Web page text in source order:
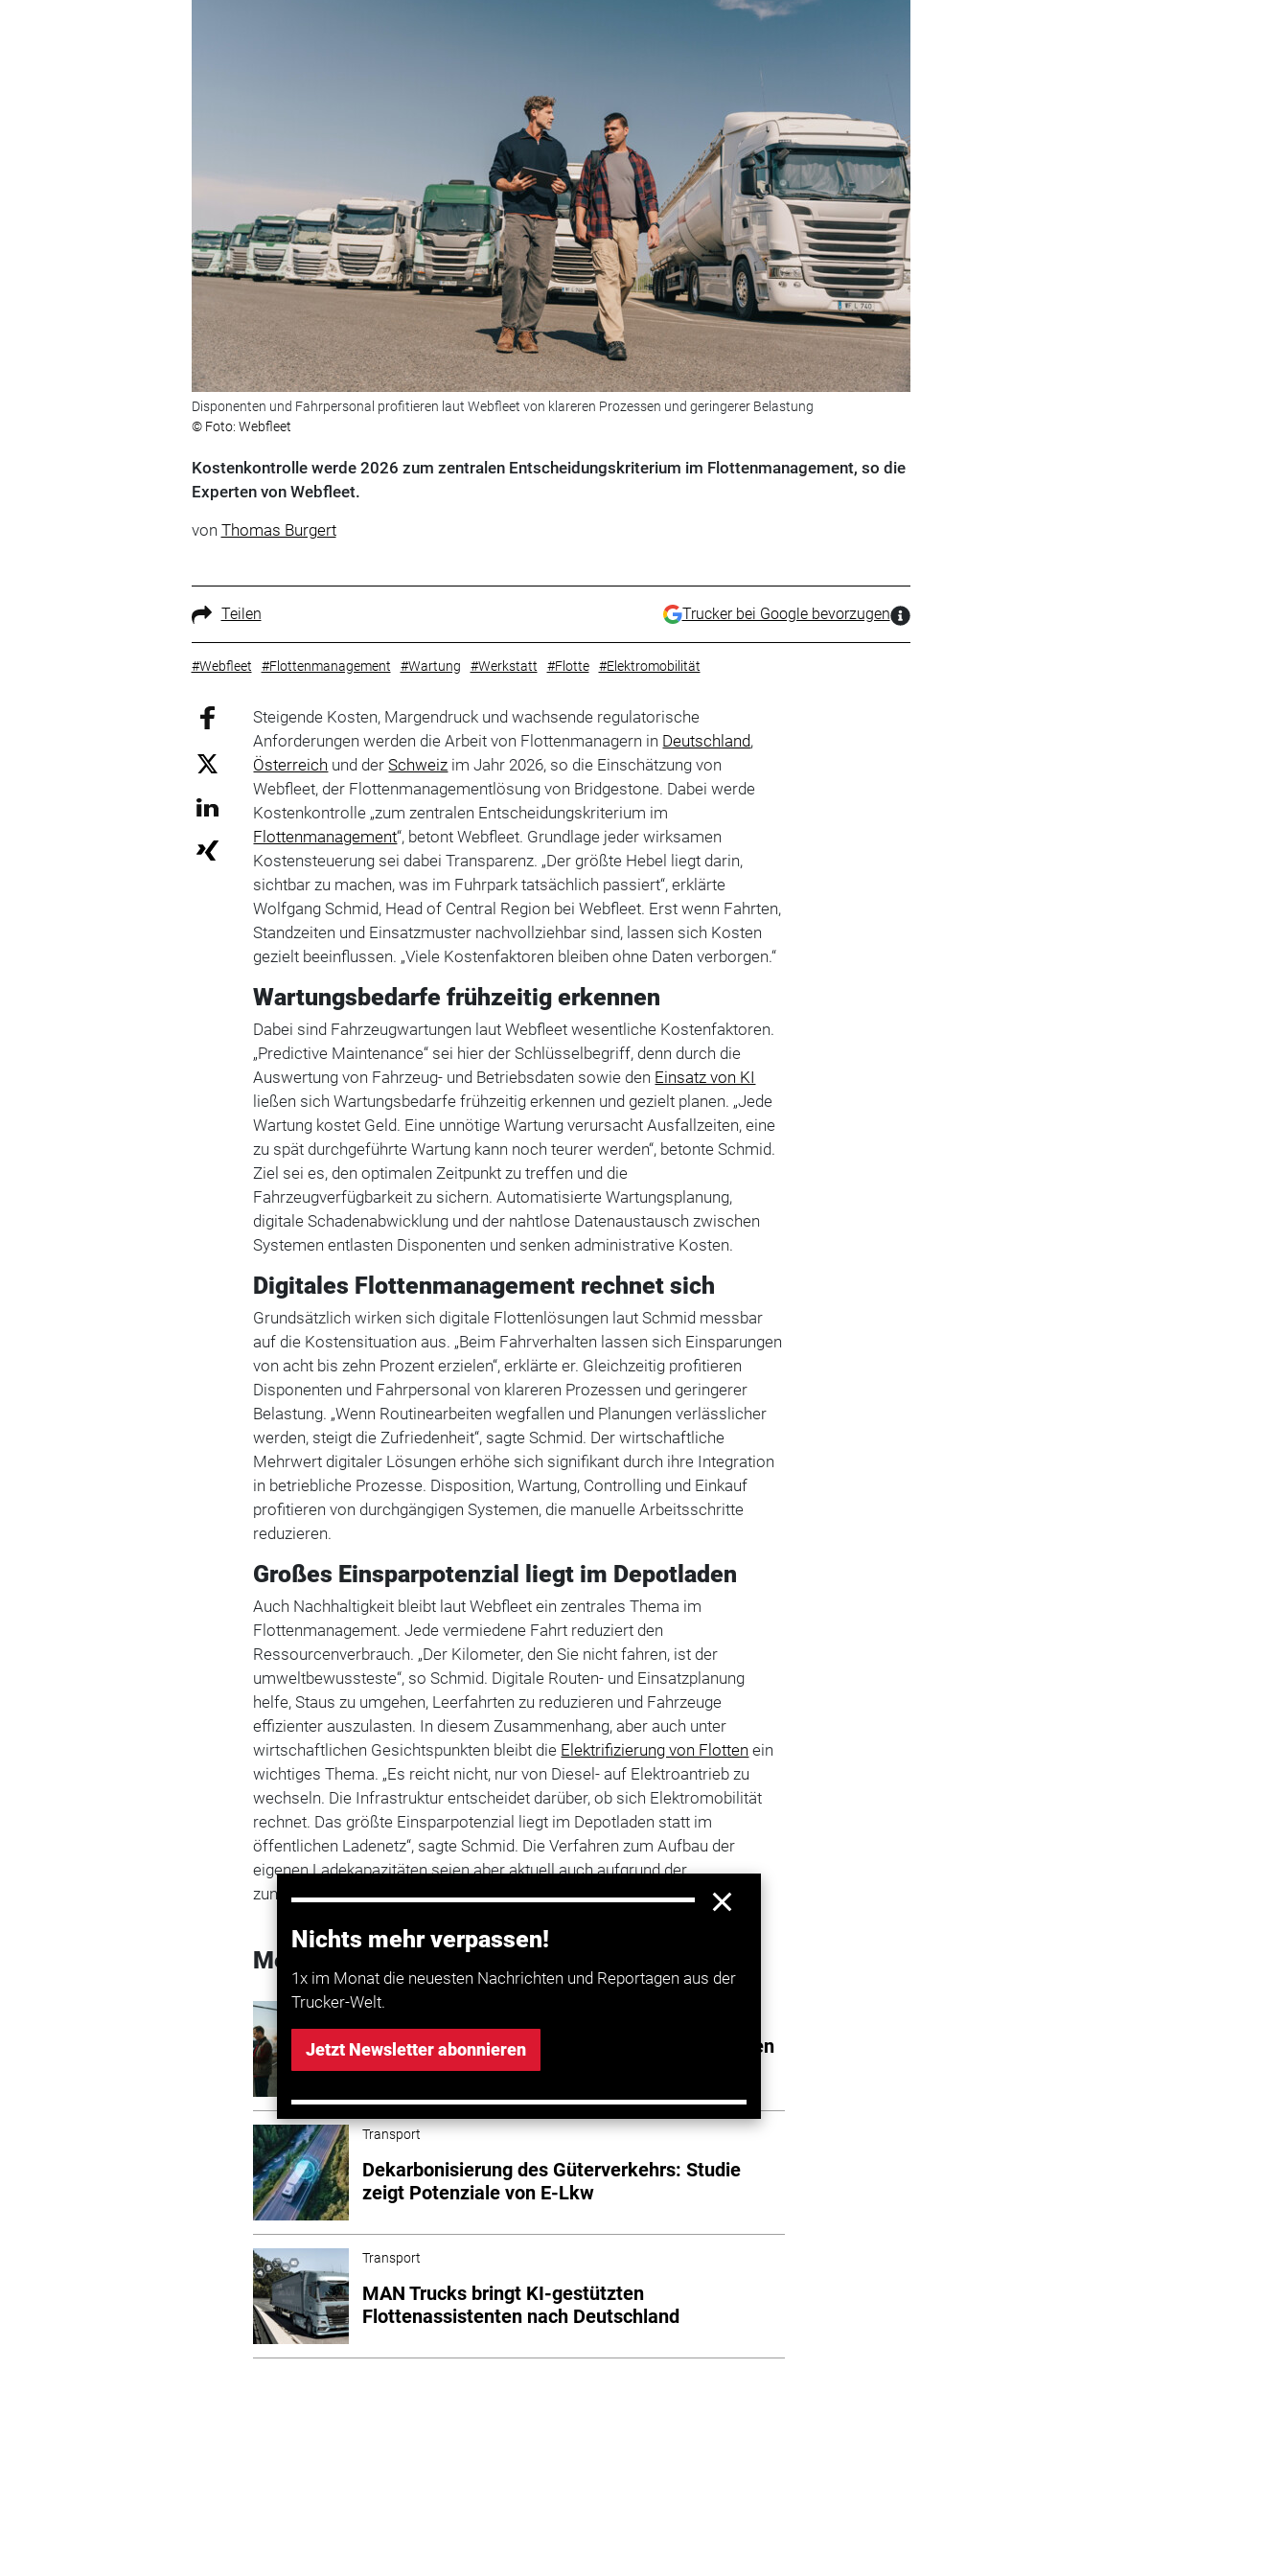
Disponenten und Fahrpersonal profitieren laut Webfleet von klareren Prozessen und geringerer Belastung
© Foto: Webfleet
Kostenkontrolle werde 2026 zum zentralen Entscheidungskriterium im Flottenmanagement, so die
Experten von Webfleet.
von Thomas Burgert
Teilen Trucker bei Google bevorzugen
#Webfleet #Flottenmanagement #Wartung #Werkstatt #Flotte #Elektromobilität
Nichts mehr verpassen!
1x im Monat die neuesten Nachrichten und Reportagen aus der
Trucker-Welt.
Jetzt Newsletter abonnieren
Steigende Kosten, Margendruck und wachsende regulatorische
Anforderungen werden die Arbeit von Flottenmanagern in Deutschland,
Österreich und derSchweiz im Jahr 2026, so die Einschätzung von
Webfleet, der Flottenmanagementlösung von Bridgestone. Dabei werde
Kostenkontrolle „zum zentralen Entscheidungskriterium im
Flottenmanagement“, betont Webfleet. Grundlage jeder wirksamen
Kostensteuerung sei dabei Transparenz. „Der größte Hebel liegt darin,
sichtbar zu machen, was im Fuhrpark tatsächlich passiert“, erklärte
Wolfgang Schmid, Head of Central Region bei Webfleet. Erst wenn Fahrten,
Standzeiten und Einsatzmuster nachvollziehbar sind, lassen sich Kosten
gezielt beeinflussen. „Viele Kostenfaktoren bleiben ohne Daten verborgen.“
Wartungsbedarfe frühzeitig erkennen
Dabei sind Fahrzeugwartungen laut Webfleet wesentliche Kostenfaktoren.
„Predictive Maintenance“ sei hier der Schlüsselbegriff, denn durch die
Auswertung von Fahrzeug- und Betriebsdaten sowie den Einsatz von KI
ließen sich Wartungsbedarfe frühzeitig erkennen und gezielt planen. „Jede
Wartung kostet Geld. Eine unnötige Wartung verursacht Ausfallzeiten, eine
zu spät durchgeführte Wartung kann noch teurer werden“, betonte Schmid.
Ziel sei es, den optimalen Zeitpunkt zu treffen und die
Fahrzeugverfügbarkeit zu sichern. Automatisierte Wartungsplanung,
digitale Schadenabwicklung und der nahtlose Datenaustausch zwischen
Systemen entlasten Disponenten und senken administrative Kosten.
Digitales Flottenmanagement rechnet sich
Grundsätzlich wirken sich digitale Flottenlösungen laut Schmid messbar
auf die Kostensituation aus. „Beim Fahrverhalten lassen sich Einsparungen
von acht bis zehn Prozent erzielen“, erklärte er. Gleichzeitig profitieren
Disponenten und Fahrpersonal von klareren Prozessen und geringerer
Belastung. „Wenn Routinearbeiten wegfallen und Planungen verlässlicher
werden, steigt die Zufriedenheit“, sagte Schmid. Der wirtschaftliche
Mehrwert digitaler Lösungen erhöhe sich signifikant durch ihre Integration
in betriebliche Prozesse. Disposition, Wartung, Controlling und Einkauf
profitieren von durchgängigen Systemen, die manuelle Arbeitsschritte
reduzieren.
Großes Einsparpotenzial liegt im Depotladen
Auch Nachhaltigkeit bleibt laut Webfleet ein zentrales Thema im
Flottenmanagement. Jede vermiedene Fahrt reduziert den
Ressourcenverbrauch. „Der Kilometer, den Sie nicht fahren, ist der
umweltbewussteste“, so Schmid. Digitale Routen- und Einsatzplanung
helfe, Staus zu umgehen, Leerfahrten zu reduzieren und Fahrzeuge
effizienter auszulasten. In diesem Zusammenhang, aber auch unter
wirtschaftlichen Gesichtspunkten bleibt die Elektrifizierung von Flotten ein
wichtiges Thema. „Es reicht nicht, nur von Diesel- auf Elektroantrieb zu
wechseln. Die Infrastruktur entscheidet darüber, ob sich Elektromobilität
rechnet. Das größte Einsparpotenzial liegt im Depotladen statt im
öffentlichen Ladenetz“, sagte Schmid. Die Verfahren zum Aufbau der
eigenen Ladekapazitäten seien aber aktuell auch aufgrund der
zunehmenden Nachfrage oft langwierig, erklärte er.
Mehr zum Thema entdecken
Transport
Lösung für den Flottenbetrieb von E-Fahrzeugen
Transport
Dekarbonisierung des Güterverkehrs: Studie
zeigt Potenziale von E-Lkw
Transport
MAN Trucks bringt KI-gestützten
Flottenassistenten nach Deutschland